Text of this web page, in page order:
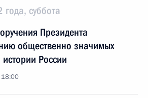
суббота
Президента
общественно значимых
России
18:00